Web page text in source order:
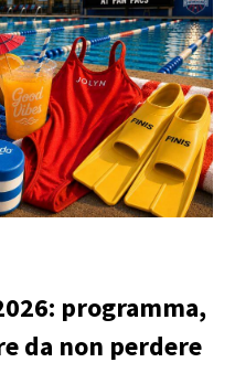
programma,
da non perdere